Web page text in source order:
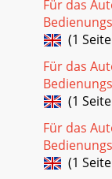
Für das
(1
Für das
(1
Für das
(1